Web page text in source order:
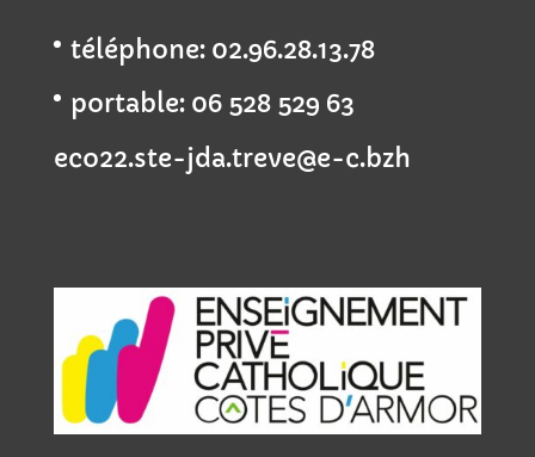
téléphone: 02.96.28.13.78
portable: 06 528 529 63
eco22.ste-jda.treve@e-c.bzh